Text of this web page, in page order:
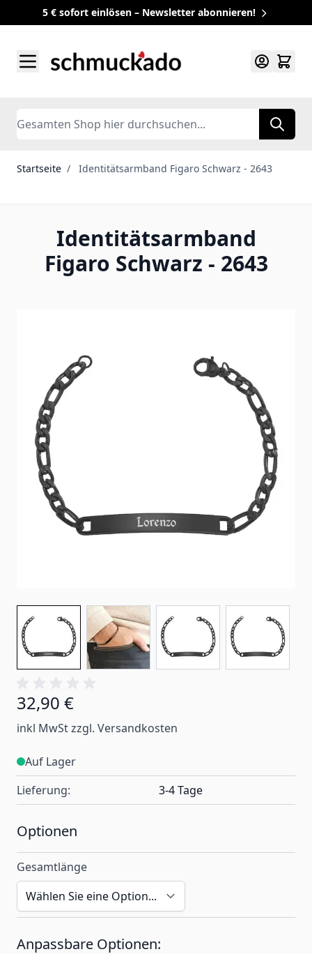
5 € sofort einlösen – Newsletter abonnieren!
Search
Startseite / Identitätsarmband Figaro Schwarz - 2643
Identitätsarmband
Figaro Schwarz - 2643
Ab:
32,90 €
inkl MwSt zzgl. Versandkosten
Auf Lager
Lieferung:
3-4 Tage
Optionen
Gesamtlänge
Anpassbare Optionen: